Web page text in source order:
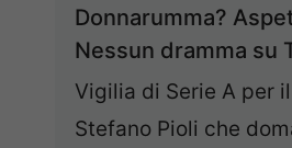
Donnarumma?
Nessun dramma su
Vigilia di Serie A per
Stefano Pioli che